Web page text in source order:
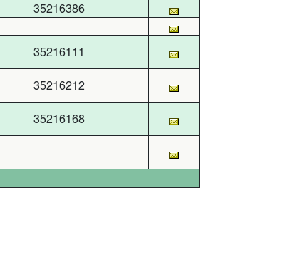
35216386
35216111
35216212
35216168